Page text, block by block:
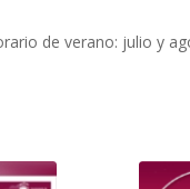
de verano: julio y